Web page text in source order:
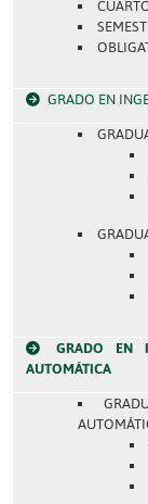
GRADO EN
GRADO EN
AUTOMÁTICA